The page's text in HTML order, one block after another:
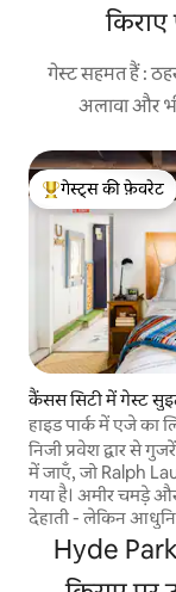
गेस्ट सहमत हैं :
अलावा और
गेस्ट्स का टॉप फ़ेवरेट
गेस्ट्स की फ़ेवरेट
कैंसस सिटी में गेस्ट
हाइड पार्क में एजे का
निजी प्रवेश द्वार से
में जाएँ, जो Ralph
गया है। अमीर चमड़े
देहाती - लेकिन
केबल टीवी देखें या
बिस्तर के आराम से
अपने पसंदीदा स्ट्रीमिंग
Hyde